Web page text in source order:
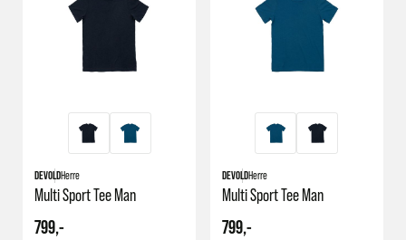
kundene våre elsker.
Handle enkelt på nett
Klikk varene dine enkelt i handlekurven og velg mellom å hente varene
kjedelig ventetid er og strekker oss derfor langt i å pakke og sende
pakker samme dag.
DEVOLDHerre
Multi Sport Tee Man
799,-
DEVOLDHerre
Multi Sport Tee Man
799,-